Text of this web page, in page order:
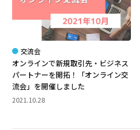
交流会
オンラインで新規取引先・ビジネス
パートナーを開拓！「オンライン交
流会」を開催しました
2021.10.28